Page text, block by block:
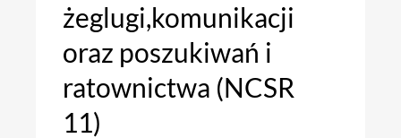
żeglugi,komunikacji
oraz poszukiwań i
ratownictwa (NCSR
11)